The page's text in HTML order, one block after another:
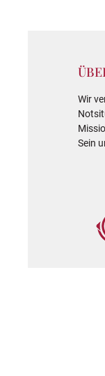
Wir
Sein